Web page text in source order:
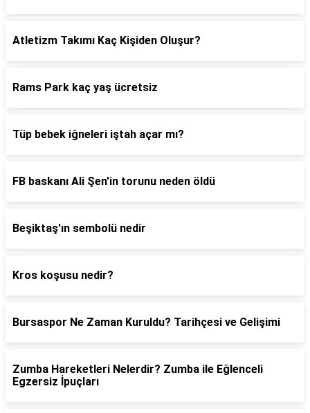
Atletizm Takımı Kaç Kişiden Oluşur?
Rams Park kaç yaş ücretsiz
Tüp bebek iğneleri iştah açar mı?
FB baskanı Ali Şen'in torunu neden öldü
Beşiktaş'ın sembolü nedir
Kros koşusu nedir?
Bursaspor Ne Zaman Kuruldu? Tarihçesi ve Gelişimi
Zumba Hareketleri Nelerdir? Zumba ile Eğlenceli
Egzersiz İpuçları